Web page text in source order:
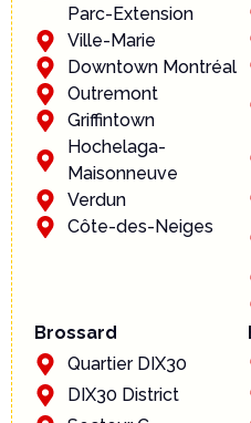
Parc-Extension
Ville-Marie
Downtown Montréal
Outremont
Griffintown
Hochelaga-
Maisonneuve
Verdun
Côte-des-Neiges
Brossard
Quartier DIX30
DIX30 District